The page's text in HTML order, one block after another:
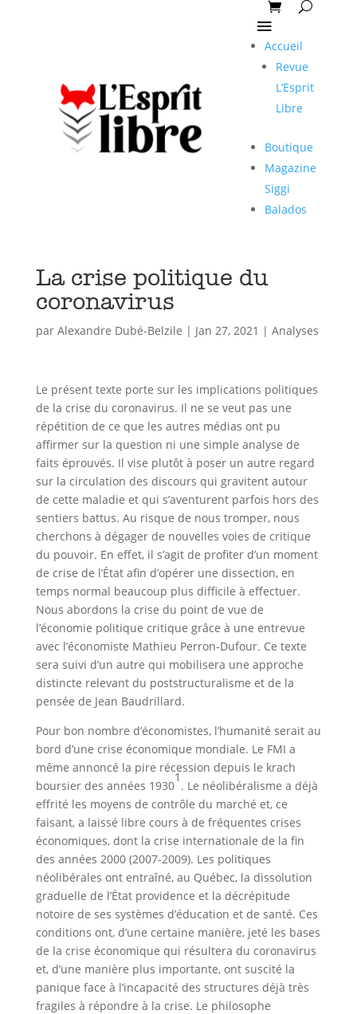
Accueil
Revue
L’Esprit
Libre
Boutique
Magazine
Siggi
Balados
La crise politique du
coronavirus
par Alexandre Dubé-Belzile | Jan 27, 2021 | Analyses
Le présent texte porte sur les implications politiques
de la crise du coronavirus. Il ne se veut pas une
répétition de ce que les autres médias ont pu
affirmer sur la question ni une simple analyse de
faits éprouvés. Il vise plutôt à poser un autre regard
sur la circulation des discours qui gravitent autour
de cette maladie et qui s’aventurent parfois hors des
sentiers battus. Au risque de nous tromper, nous
cherchons à dégager de nouvelles voies de critique
du pouvoir. En effet, il s’agit de profiter d’un moment
de crise de l’État afin d’opérer une dissection, en
temps normal beaucoup plus difficile à effectuer.
Nous abordons la crise du point de vue de
l’économie politique critique grâce à une entrevue
avec l’économiste Mathieu Perron-Dufour. Ce texte
sera suivi d’un autre qui mobilisera une approche
distincte relevant du poststructuralisme et de la
pensée de Jean Baudrillard.
Pour bon nombre d’économistes, l’humanité serait au
bord d’une crise économique mondiale. Le FMI a
même annoncé la pire récession depuis le krach
boursier des années 1930
1
. Le néolibéralisme a déjà
effrité les moyens de contrôle du marché et, ce
faisant, a laissé libre cours à de fréquentes crises
économiques, dont la crise internationale de la fin
des années 2000 (2007-2009). Les politiques
néolibérales ont entraîné, au Québec, la dissolution
graduelle de l’État providence et la décrépitude
notoire de ses systèmes d’éducation et de santé. Ces
conditions ont, d’une certaine manière, jeté les bases
de la crise économique qui résultera du coronavirus
et, d’une manière plus importante, ont suscité la
panique face à l’incapacité des structures déjà très
fragiles à répondre à la crise. Le philosophe